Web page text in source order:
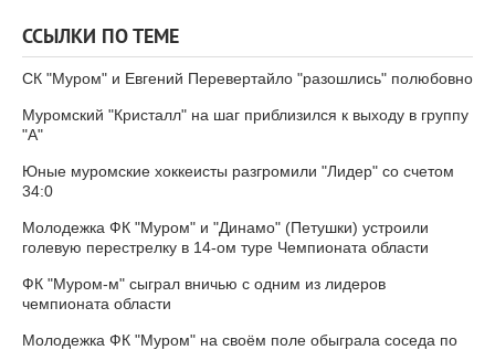
ССЫЛКИ ПО ТЕМЕ
СК "Муром" и Евгений Перевертайло "разошлись" полюбовно
Муромский "Кристалл" на шаг приблизился к выходу в группу
"А"
Юные муромские хоккеисты разгромили "Лидер" со счетом
34:0
Молодежка ФК "Муром" и "Динамо" (Петушки) устроили
голевую перестрелку в 14-ом туре Чемпионата области
ФК "Муром-м" сыграл вничью с одним из лидеров
чемпионата области
Молодежка ФК "Муром" на своём поле обыграла соседа по